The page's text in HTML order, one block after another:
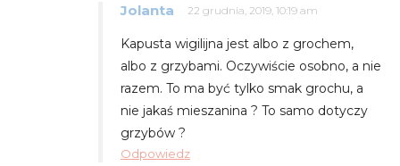
Jolanta 22 grudnia, 2019, 10:19 am
Kapusta wigilijna jest albo z grochem,
albo z grzybami. Oczywiście osobno, a nie
razem. To ma być tylko smak grochu, a
nie jakaś mieszanina ? To samo dotyczy
grzybów ?
Odpowiedz